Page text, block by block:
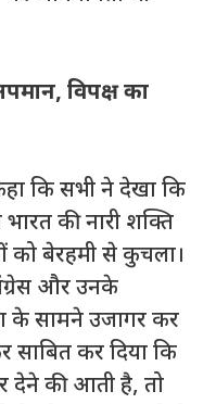
, विपक्ष का
कि सभी ने देखा कि
की नारी शक्ति
को बेरहमी से कुचला।
और उनके
के सामने उजागर कर
साबित कर दिया कि
देने की आती है, तो